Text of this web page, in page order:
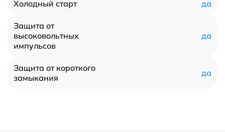
Холодный старт да
Защита от
высоковольтных
импульсов
да
Защита от короткого
замыкания
да